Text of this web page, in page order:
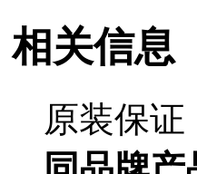
相关信息
原装保